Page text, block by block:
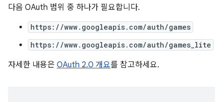
다음 OAuth 범위 중 하나가 필요합니다.
https://www.googleapis.com/auth/games
https://www.googleapis.com/auth/games_lite
자세한 내용은 OAuth 2.0 개요를 참고하세요.